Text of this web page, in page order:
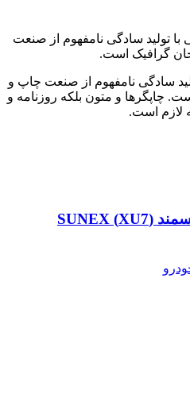
تولید سادگی نامفهوم از صنعت
گرافیک است.
سادگی نامفهوم از صنعت چاپ و
چاپگرها و متون بلکه روزنامه و
لازم است.
شاتون پژو 405-پژو پارس-سمند (XU7) SUNEX